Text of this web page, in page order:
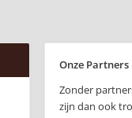
Onze Partners
Zonder
zijn dan ook